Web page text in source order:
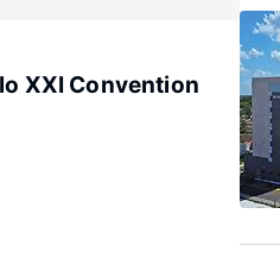
XXI Convention